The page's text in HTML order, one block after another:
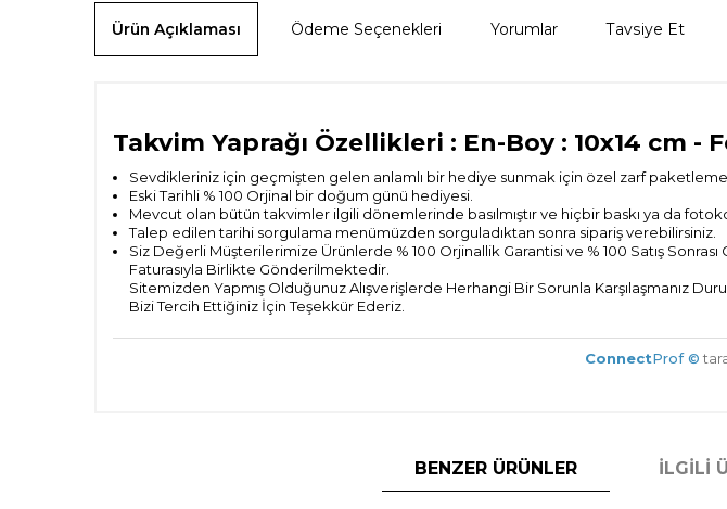
Ürün Açıklaması Ödeme Seçenekleri Yorumlar Tavsiye Et
Takvim Yaprağı Özellikleri : En-Boy : 10x14 cm -
Sevdikleriniz için geçmişten gelen anlamlı bir hediye sunmak için özel zarf
Eski Tarihli % 100 Orjinal bir doğum günü hediyesi.
Mevcut olan bütün takvimler ilgili dönemlerinde basılmıştır ve hiçbir baskı ya da
Talep edilen tarihi sorgulama menümüzden sorguladıktan sonra sipariş verebilirsiniz.
Siz Değerli Müşterilerimize Ürünlerde % 100 Orjinallik Garantisi ve % 100 Satış Sonrası
Faturasıyla Birlikte Gönderilmektedir.
Sitemizden Yapmış Olduğunuz Alışverişlerde Herhangi Bir Sorunla Karşılaşmanız
Bizi Tercih Ettiğiniz İçin Teşekkür Ederiz.
ConnectProf ©
BENZER ÜRÜNLER İLGILI